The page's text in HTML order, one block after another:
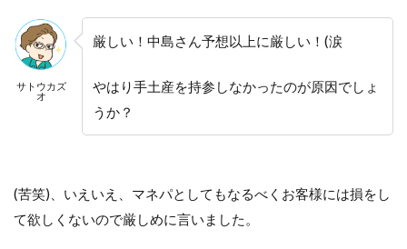
サトウカズ
オ
厳しい！中島さん予想以上に厳しい！(涙
やはり手土産を持参しなかったのが原因でしょ
うか？
(苦笑)、いえいえ、マネパとしてもなるべくお客様には損をし
て欲しくないので厳しめに言いました。